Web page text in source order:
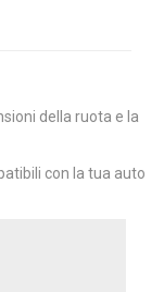
della ruota e la
con la tua auto